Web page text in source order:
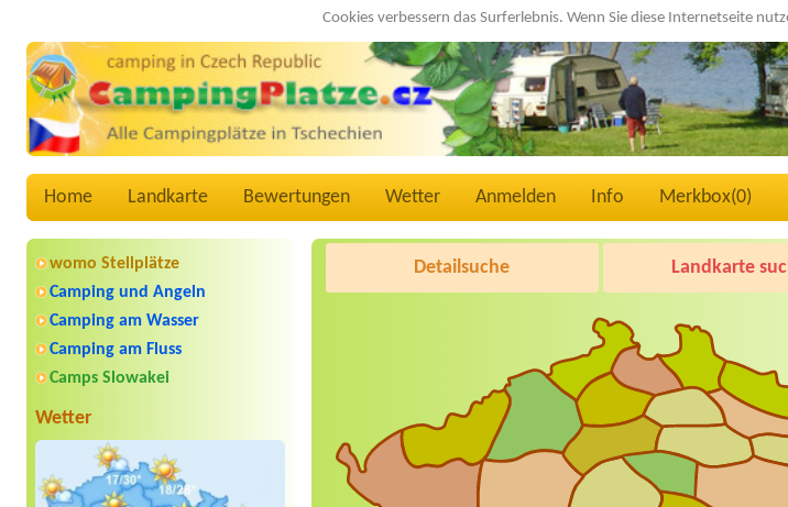
Cookies verbessern das Surferlebnis. Wenn Sie diese Internetseite
Home Landkarte Bewertungen Wetter Anmelden Info Merkbox(0)
womo Stellplätze
Camping und Angeln
Camping am Wasser
Camping am Fluss
Camps Slowakei
Wetter
Detailsuche Landkarte